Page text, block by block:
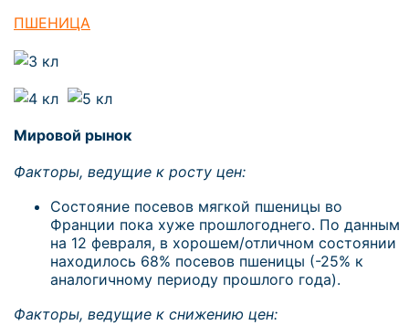
ПШЕНИЦА
Мировой рынок
Факторы, ведущие к росту цен:
Состояние посевов мягкой пшеницы во
Франции пока хуже прошлогоднего. По данным
на 12 февраля, в хорошем/отличном состоянии
находилось 68% посевов пшеницы (-25% к
аналогичному периоду прошлого года).
Факторы, ведущие к снижению цен: